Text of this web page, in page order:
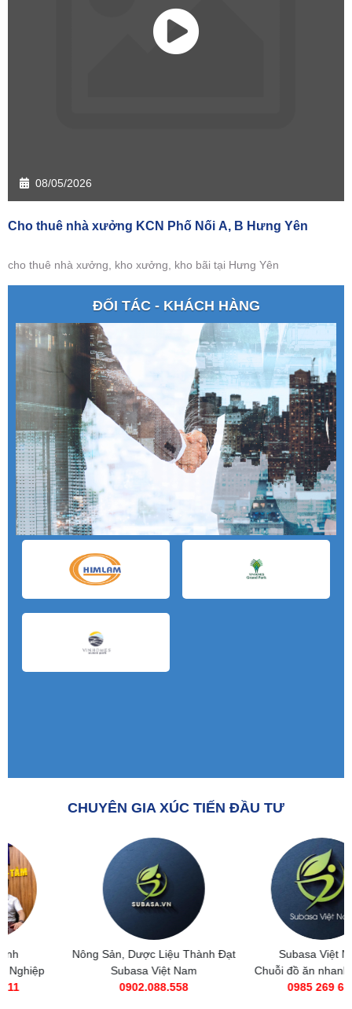
08/05/2026
Cho thuê nhà xưởng KCN Phố Nối A, B Hưng Yên
cho thuê nhà xưởng, kho xưởng, kho bãi tại Hưng Yên
ĐỐI TÁC - KHÁCH HÀNG
CHUYÊN GIA XÚC TIẾN ĐẦU TƯ
Nông Sản, Dược Liệu Thành Đạt
Subasa Việt Nam
0902.088.558
Subasa Việt Nam
Chuỗi đồ ăn nhanh Subasa
0985 269 685